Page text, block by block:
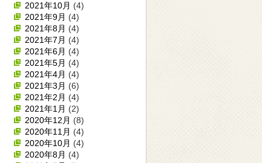
2021年10月 (4)
2021年9月 (4)
2021年8月 (4)
2021年7月 (4)
2021年6月 (4)
2021年5月 (4)
2021年4月 (4)
2021年3月 (6)
2021年2月 (4)
2021年1月 (2)
2020年12月 (8)
2020年11月 (4)
2020年10月 (4)
2020年8月 (4)